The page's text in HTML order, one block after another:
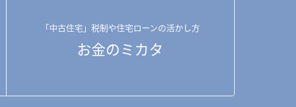
「中古住宅」税制や住宅ローンの活かし方
お金のミカタ